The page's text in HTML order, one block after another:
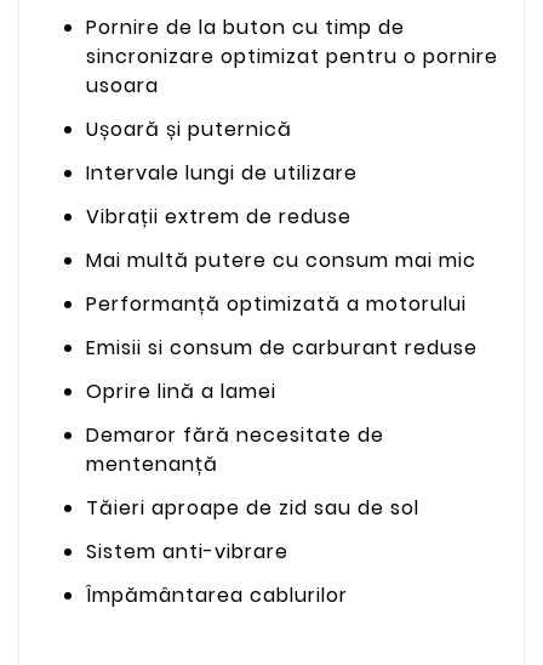
Pornire de la buton cu timp de
sincronizare optimizat pentru o pornire
usoara
Ușoară și puternică
Intervale lungi de utilizare
Vibrații extrem de reduse
Mai multă putere cu consum mai mic
Performanță optimizată a motorului
Emisii si consum de carburant reduse
Oprire lină a lamei
Demaror fără necesitate de
mentenanță
Tăieri aproape de zid sau de sol
Sistem anti-vibrare
Împământarea cablurilor